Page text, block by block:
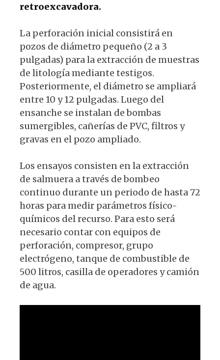
retroexcavadora.
La perforación inicial consistirá en
pozos de diámetro pequeño (2 a 3
pulgadas) para la extracción de muestras
de litología mediante testigos.
Posteriormente, el diámetro se ampliará
entre 10 y 12 pulgadas. Luego del
ensanche se instalan de bombas
sumergibles, cañerías de PVC, filtros y
gravas en el pozo ampliado.
Los ensayos consisten en la extracción
de salmuera a través de bombeo
continuo durante un periodo de hasta 72
horas para medir parámetros físico-
químicos del recurso. Para esto será
necesario contar con equipos de
perforación, compresor, grupo
electrógeno, tanque de combustible de
500 litros, casilla de operadores y camión
de agua.